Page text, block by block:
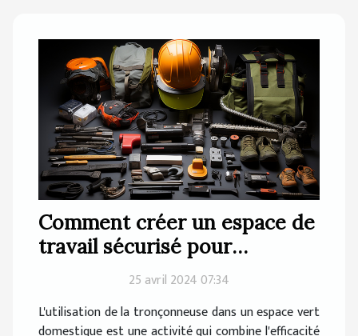
Comment créer un espace de
travail sécurisé pour
l'utilisation de tronçonneuses
25 avril 2024 07:34
L'utilisation de la tronçonneuse dans un espace vert
domestique est une activité qui combine l'efficacité